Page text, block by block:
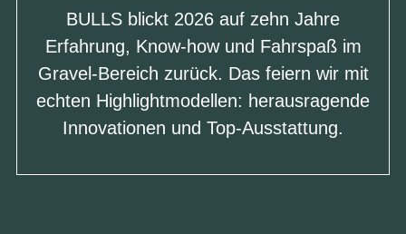
BULLS blickt 2026 auf zehn Jahre
Erfahrung, Know-how und Fahrspaß im
Gravel-Bereich zurück. Das feiern wir mit
echten Highlightmodellen: herausragende
Innovationen und Top-Ausstattung.